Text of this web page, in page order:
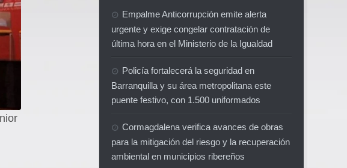
Empalme Anticorrupción emite alerta
urgente y exige congelar contratación de
última hora en el Ministerio de la Igualdad
Policía fortalecerá la seguridad en
Barranquilla y su área metropolitana este
puente festivo, con 1.500 uniformados
Cormagdalena verifica avances de obras
para la mitigación del riesgo y la recuperación
ambiental en municipios ribereños